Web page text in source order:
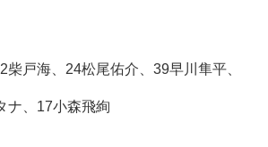
17小森飛絢
哲史、15本多勇喜、41永戸勝也
キ、25鍬先祐弥、11武藤嘉紀
柴戸海、24松尾佑介、39早川隼平、
ナ、17小森飛絢